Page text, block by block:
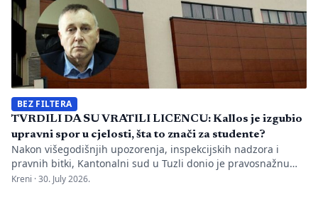
BEZ FILTERA
TVRDILI DA SU VRATILI LICENCU: Kallos je izgubio
upravni spor u cjelosti, šta to znači za studente?
Nakon višegodišnjih upozorenja, inspekcijskih nadzora i
pravnih bitki, Kantonalni sud u Tuzli donio je pravosnažnu
presudu kojom se definitivno potvrđuje trajna zabrana rada
Kreni ·30. July 2026.